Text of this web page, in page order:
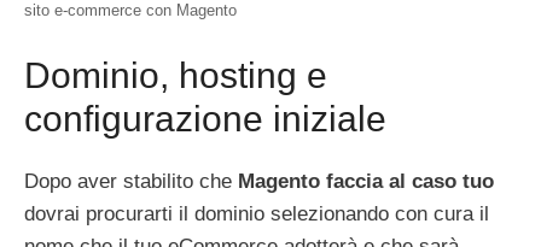
sito e-commerce con Magento
Dominio, hosting e
configurazione iniziale
Dopo aver stabilito che Magento faccia al caso tuo
dovrai procurarti il dominio selezionando con cura il